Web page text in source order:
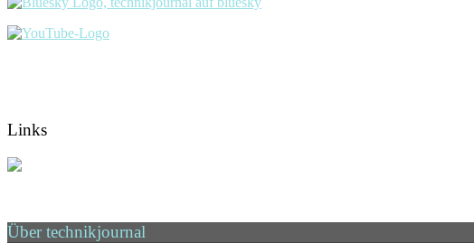
Links
Über technikjournal